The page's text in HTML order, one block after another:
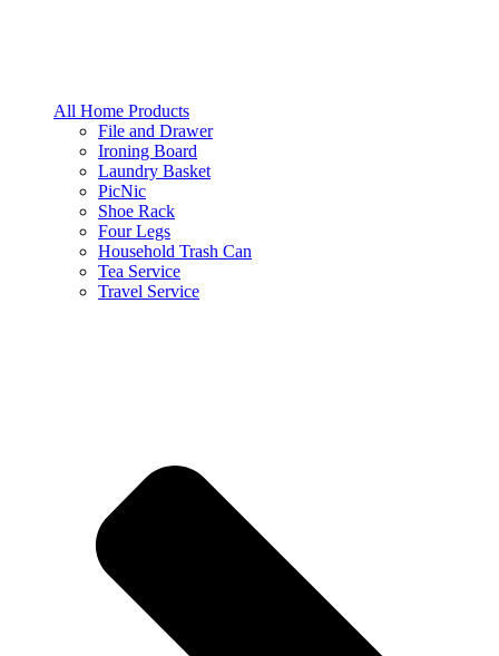
All Home Products
File and Drawer
Ironing Board
Laundry Basket
PicNic
Shoe Rack
Four Legs
Household Trash Can
Tea Service
Travel Service